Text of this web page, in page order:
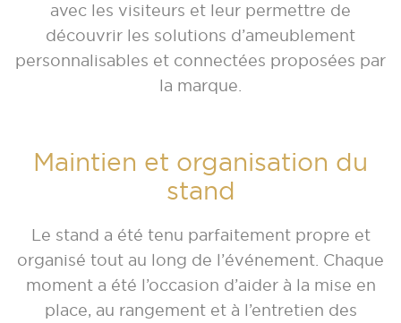
avec les visiteurs et leur permettre de
découvrir les solutions d’ameublement
personnalisables et connectées proposées par
la marque.
Maintien et organisation du
stand
Le stand a été tenu parfaitement propre et
organisé tout au long de l’événement. Chaque
moment a été l’occasion d’aider à la mise en
place, au rangement et à l’entretien des